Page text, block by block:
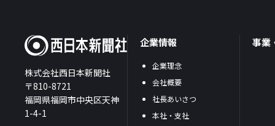
株式会社西日本新聞社
〒810-8721
福岡県福岡市中央区天神
1-4-1
企業情報
企業理念
会社概要
社長あいさつ
本社・支社
事業